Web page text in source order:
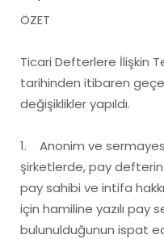
ÖZET
Ticari Defterlere İlişkin
tarihinden itibaren
değişiklikler yapıldı.
1. Anonim ve
şirketlerde, pay
pay sahibi ve intifa
için hamiline yazılı pay
bulunulduğunun ispat